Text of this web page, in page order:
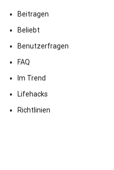
Beitragen
Beliebt
Benutzerfragen
FAQ
Im Trend
Lifehacks
Richtlinien